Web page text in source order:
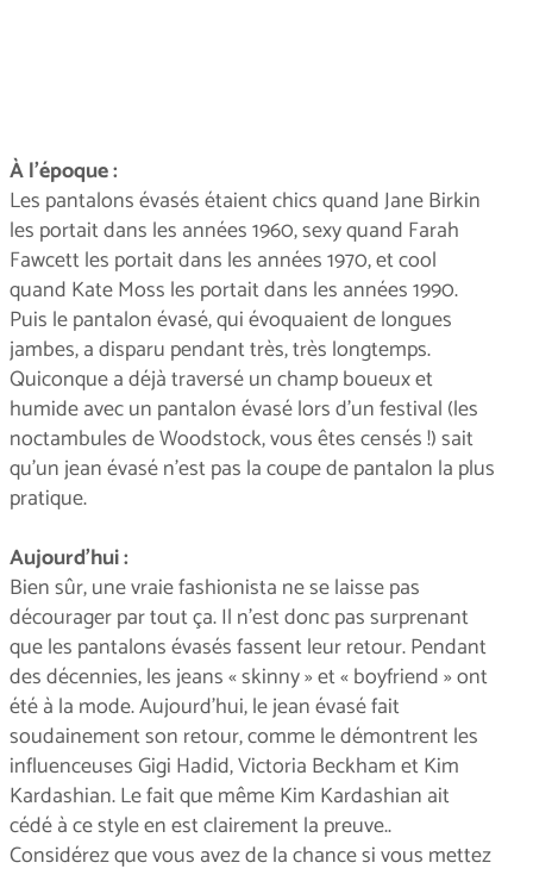
À l'époque :
Les pantalons évasés étaient chics quand Jane Birkin
les portait dans les années 1960, sexy quand Farah
Fawcett les portait dans les années 1970, et cool
quand Kate Moss les portait dans les années 1990.
Puis le pantalon évasé, qui évoquaient de longues
jambes, a disparu pendant très, très longtemps.
Quiconque a déjà traversé un champ boueux et
humide avec un pantalon évasé lors d'un festival (les
noctambules de Woodstock, vous êtes censés !) sait
qu'un jean évasé n'est pas la coupe de pantalon la plus
pratique.
Aujourd'hui :
Bien sûr, une vraie fashionista ne se laisse pas
décourager par tout ça. Il n'est donc pas surprenant
que les pantalons évasés fassent leur retour. Pendant
des décennies, les jeans « skinny » et « boyfriend » ont
été à la mode. Aujourd'hui, le jean évasé fait
soudainement son retour, comme le démontrent les
influenceuses Gigi Hadid, Victoria Beckham et Kim
Kardashian. Le fait que même Kim Kardashian ait
cédé à ce style en est clairement la preuve..
Considérez que vous avez de la chance si vous mettez